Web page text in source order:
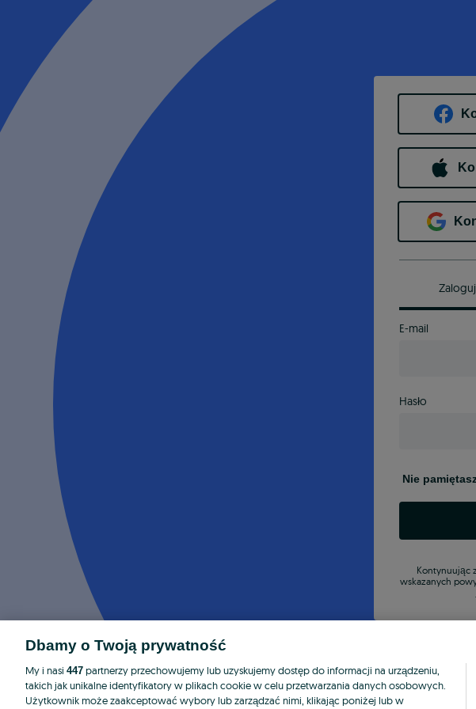
E-mail
Hasło
Nie
Kontynuując
wskazanych
Dbamy o Twoją prywatność
My i nasi 447 partnerzy przechowujemy lub uzyskujemy dostęp do informacji na urządzeniu,
takich jak unikalne identyfikatory w plikach cookie w celu przetwarzania danych osobowych.
Użytkownik może zaakceptować wybory lub zarządzać nimi, klikając poniżej lub w